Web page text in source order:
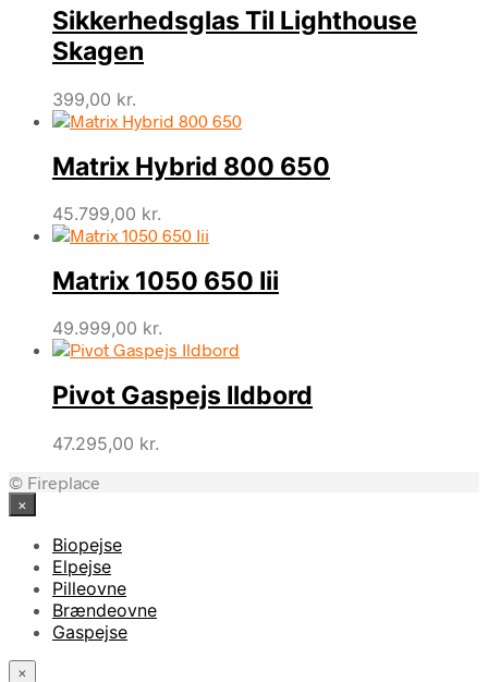
Sikkerhedsglas Til Lighthouse
Skagen
399,00 kr.
Matrix Hybrid 800 650
45.799,00 kr.
Matrix 1050 650 Iii
49.999,00 kr.
Pivot Gaspejs Ildbord
47.295,00 kr.
© Fireplace
×
Biopejse
Elpejse
Pilleovne
Brændeovne
Gaspejse
×